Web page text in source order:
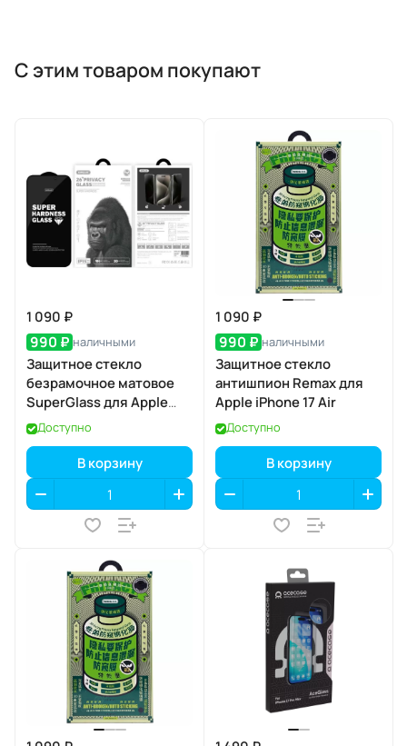
С этим товаром покупают
1 090 ₽
990 ₽ наличными
Защитное стекло
безрамочное матовое
SuperGlass для Apple
iPhone 17 / 16 Pro
Доступно
В корзину
1 090 ₽
990 ₽ наличными
Защитное стекло
антишпион Remax для
Apple iPhone 17 Air
Доступно
В корзину